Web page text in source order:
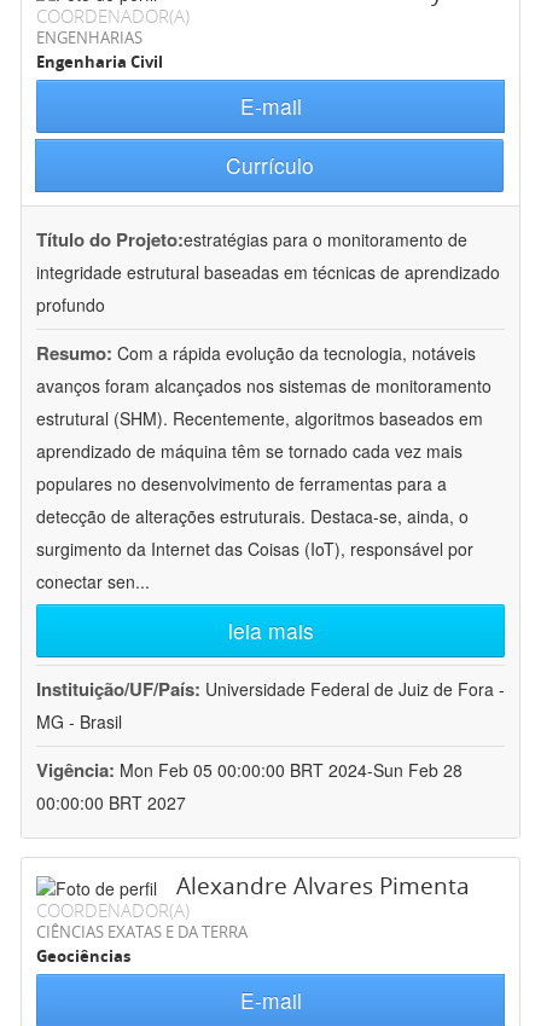
COORDENADOR(A)
ENGENHARIAS
Engenharia Civil
E-mail
Currículo
Título do Projeto:estratégias para o monitoramento de
integridade estrutural baseadas em técnicas de aprendizado
profundo
Resumo: Com a rápida evolução da tecnologia, notáveis
avanços foram alcançados nos sistemas de monitoramento
estrutural (SHM). Recentemente, algoritmos baseados em
aprendizado de máquina têm se tornado cada vez mais
populares no desenvolvimento de ferramentas para a
detecção de alterações estruturais. Destaca-se, ainda, o
surgimento da Internet das Coisas (IoT), responsável por
conectar sen...
leia mais
Instituição/UF/País: Universidade Federal de Juiz de Fora -
MG - Brasil
Vigência: Mon Feb 05 00:00:00 BRT 2024-Sun Feb 28
00:00:00 BRT 2027
Alexandre Alvares Pimenta
COORDENADOR(A)
CIÊNCIAS EXATAS E DA TERRA
Geociências
E-mail